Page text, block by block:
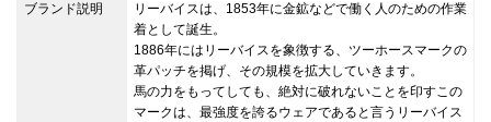
ブランド説明
リーバイスは、1853年に金鉱などで働く人のための作業
着として誕生。
1886年にはリーバイスを象徴する、ツーホースマークの
革パッチを掲げ、その規模を拡大していきます。
馬の力をもってしても、絶対に破れないことを印すこの
マークは、最強度を誇るウェアであると言うリーバイス